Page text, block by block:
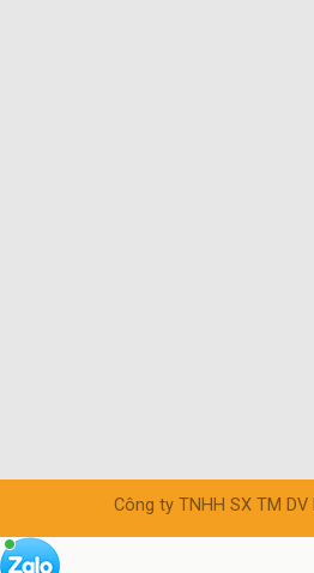
Công ty TNHH SX TM